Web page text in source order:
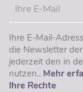
Ihre E-Mail-
die Newsletter
jederzeit den in
nutzen.. Mehr
Ihre Rechte